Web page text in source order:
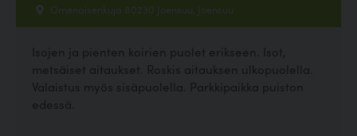
Omenaisenkuja 80230 Joensuu, Joensuu
Isojen ja pienten koirien puolet erikseen. Isot,
metsäiset aitaukset. Roskis aitauksen ulkopuolella.
Valaistus myös sisäpuolella. Parkkipaikka puiston
edessä.